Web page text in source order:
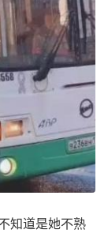
知道是她不熟